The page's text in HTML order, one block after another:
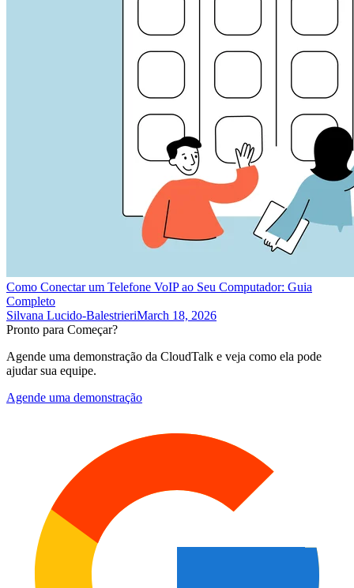
Como Conectar um Telefone VoIP ao Seu Computador: Guia
Completo
Silvana Lucido-BalestrieriMarch 18, 2026
Pronto para Começar?
Agende uma demonstração da CloudTalk e veja como ela pode
ajudar sua equipe.
Agende uma demonstração